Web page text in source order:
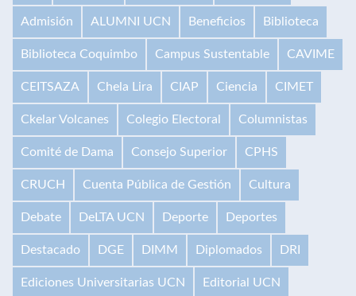
Admisión ALUMNI UCN Beneficios Biblioteca
Biblioteca Coquimbo Campus Sustentable CAVIME
CEITSAZA Chela Lira CIAP Ciencia CIMET
Ckelar Volcanes Colegio Electoral Columnistas
Comité de Dama Consejo Superior CPHS
CRUCH Cuenta Pública de Gestión Cultura
Debate DeLTA UCN Deporte Deportes
Destacado DGE DIMM Diplomados DRI
Ediciones Universitarias UCN Editorial UCN